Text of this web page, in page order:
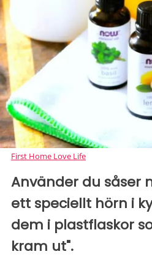
First Home Love Life
Använder du såser
ett speciellt hörn i
dem i plastflaskor
kram ut".